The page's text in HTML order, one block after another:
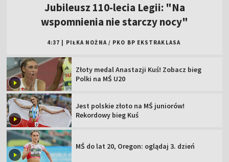
Jubileusz 110-lecia Legii: "Na
wspomnienia nie starczy nocy"
4:37 PIŁKA NOŻNA / PKO BP EKSTRAKLASA
Złoty medal Anastazji Kuś! Zobacz bieg
Polki na MŚ U20
Jest polskie złoto na MŚ juniorów!
Rekordowy bieg Kuś
MŚ do lat 20, Oregon: oglądaj 3. dzień